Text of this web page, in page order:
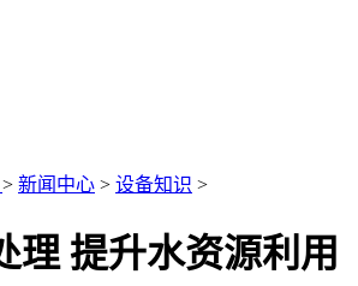
> 新闻中心 > 设备知识 >
理 提升水资源利用